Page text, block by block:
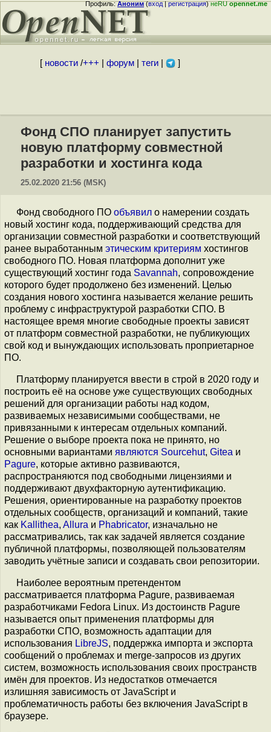
Профиль:Аноним(вход|регистрация)неRUopennet.me
[ новости/+++ форум| теги| ]
Фонд СПО планирует запустить
новую платформу совместной
разработки и хостинга кода
25.02.2020 21:56 (MSK)
Фонд свободного ПО объявил о намерении создать
новый хостинг кода, поддерживающий средства для
организации совместной разработки и соответствующий
ранее выработанным этическим критериям хостингов
свободного ПО. Новая платформа дополнит уже
существующий хостинг года Savannah, сопровождение
которого будет продолжено без изменений. Целью
создания нового хостинга называется желание решить
проблему с инфраструктурой разработки СПО. В
настоящее время многие свободные проекты зависят
от платформ совместной разработки, не публикующих
свой код и вынуждающих использовать проприетарное
ПО.
Платформу планируется ввести в строй в 2020 году и
построить её на основе уже существующих свободных
решений для организации работы над кодом,
развиваемых независимыми сообществами, не
привязанными к интересам отдельных компаний.
Решение о выборе проекта пока не принято, но
основными вариантами являются Sourcehut, Gitea и
Pagure, которые активно развиваются,
распространяются под свободными лицензиями и
поддерживают двухфакторную аутентификацию.
Решения, ориентированные на разработку проектов
отдельных сообществ, организаций и компаний, такие
как Kallithea, Allura и Phabricator, изначально не
рассматривались, так как задачей является создание
публичной платформы, позволяющей пользователям
заводить учётные записи и создавать свои репозитории.
Наиболее вероятным претендентом
рассматривается платформа Pagure, развиваемая
разработчиками Fedora Linux. Из достоинств Pagure
называется опыт применения платформы для
разработки СПО, возможность адаптации для
использования LibreJS, поддержка импорта и экспорта
сообщений о проблемах и merge-запросов из других
систем, возможность использования своих пространств
имён для проектов. Из недостатков отмечается
излишняя зависимость от JavaScript и
проблематичность работы без включения JavaScript в
браузере.